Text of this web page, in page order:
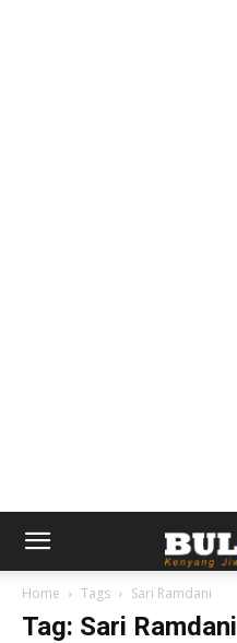
Home Tags Sari Ramdani
Tag: Sari Ramdani